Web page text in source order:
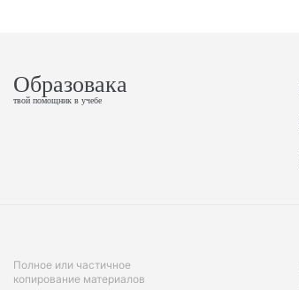
Образовака
твой помощник в учебе
Полное или частичное
копирование материалов